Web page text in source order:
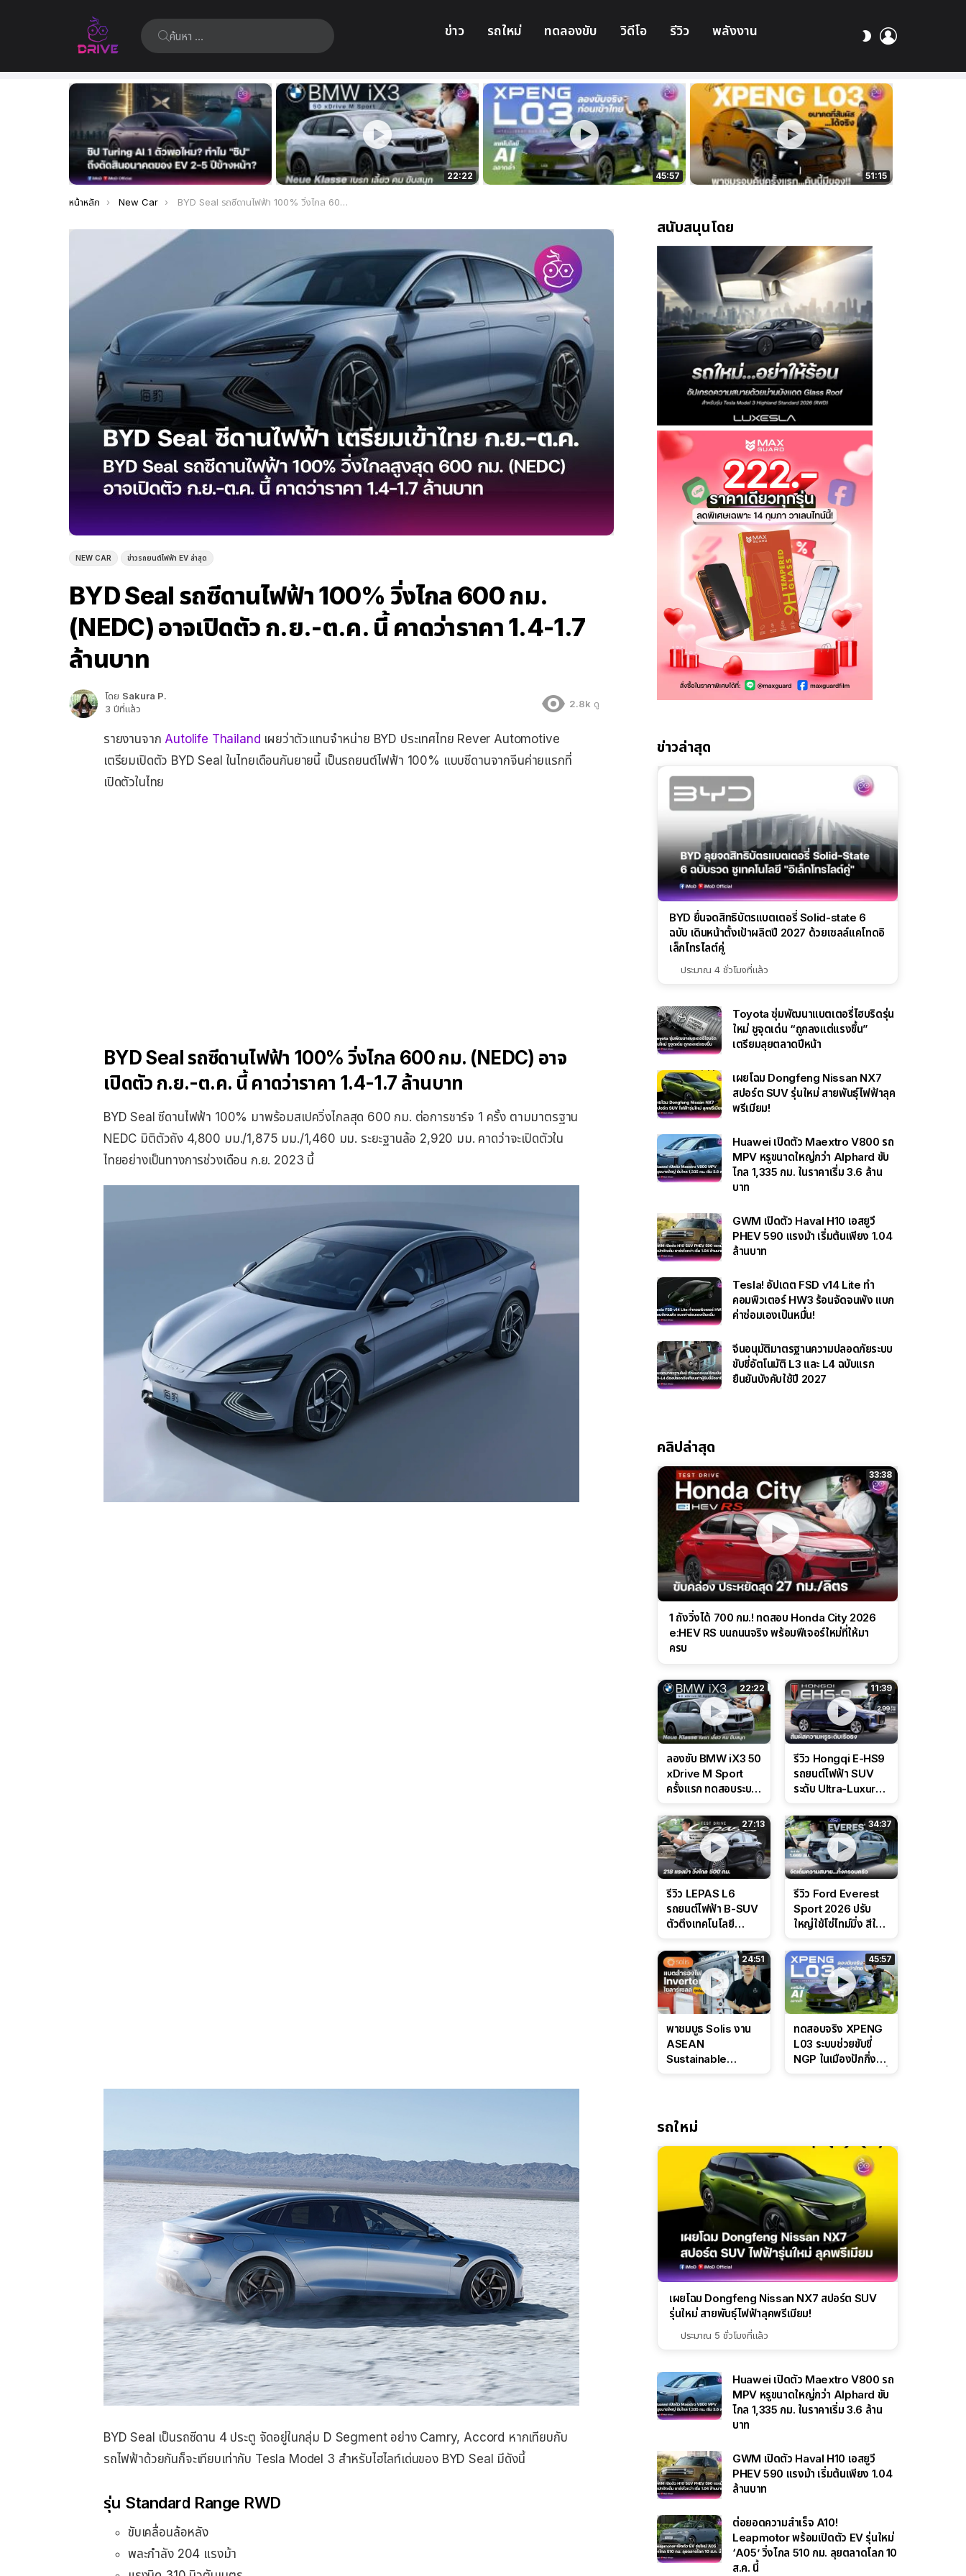
ค้นหา: ข่าว รถใหม่ ทดลองขับ วิดีโอ รีวิว พลังงาน
สลับ
เรื่อง
ล่าสุด
22:22 45:57 51:15
คุณอยู่ที่นี่:
หน้าหลัก New Car BYD Seal รถซีดานไฟฟ้า 100% วิ่งไกล 600 กม. (NEDC) อาจเปิดตัว ก.ย.-ต.ค. นี้ คาดว่าราคา 1.4-1.7 ล้านบาท
NEW CAR ข่าวรถยนต์ไฟฟ้า EV ล่าสุด
BYD Seal รถซีดานไฟฟ้า 100% วิ่งไกล 600 กม.
(NEDC) อาจเปิดตัว ก.ย.-ต.ค. นี้ คาดว่าราคา 1.4-1.7
ล้านบาท
โดย Sakura P.
3 ปีที่แล้ว
2.8k ดู
รายงานจาก Autolife Thailand เผยว่าตัวแทนจำหน่าย BYD ประเทศไทย Rever Automotive
เตรียมเปิดตัว BYD Seal ในไทยเดือนกันยายนี้ เป็นรถยนต์ไฟฟ้า 100% แบบซีดานจากจีนค่ายแรกที่
เปิดตัวในไทย
BYD Seal รถซีดานไฟฟ้า 100% วิ่งไกล 600 กม. (NEDC) อาจ
เปิดตัว ก.ย.-ต.ค. นี้ คาดว่าราคา 1.4-1.7 ล้านบาท
BYD Seal ซีดานไฟฟ้า 100% มาพร้อมสเปควิ่งไกลสุด 600 กม. ต่อการชาร์จ 1 ครั้ง ตามมาตรฐาน
NEDC มิติตัวถัง 4,800 มม./1,875 มม./1,460 มม. ระยะฐานล้อ 2,920 มม. คาดว่าจะเปิดตัวใน
ไทยอย่างเป็นทางการช่วงเดือน ก.ย. 2023 นี้
BYD Seal เป็นรถซีดาน 4 ประตู จัดอยู่ในกลุ่ม D Segment อย่าง Camry, Accord หากเทียบกับ
รถไฟฟ้าด้วยกันก็จะเทียบเท่ากับ Tesla Model 3 สำหรับไฮไลท์เด่นของ BYD Seal มีดังนี้
รุ่น Standard Range RWD
ขับเคลื่อนล้อหลัง
พละกำลัง 204 แรงม้า
สนับสนุนโดย
ข่าวล่าสุด
BYD ยื่นจดสิทธิบัตรแบตเตอรี่ Solid-state 6
ฉบับ เดินหน้าตั้งเป้าผลิตปี 2027 ด้วยเซลล์แคโทดอิ
เล็กโทรไลต์คู่
ประมาณ 4 ชั่วโมงที่แล้ว
Toyota ซุ่มพัฒนาแบตเตอรี่ไฮบริดรุ่น
ใหม่ ชูจุดเด่น “ถูกลงแต่แรงขึ้น”
เตรียมลุยตลาดปีหน้า
เผยโฉม Dongfeng Nissan NX7
สปอร์ต SUV รุ่นใหม่ สายพันธุ์ไฟฟ้าลุค
พรีเมียม!
Huawei เปิดตัว Maextro V800 รถ
MPV หรูขนาดใหญ่กว่า Alphard ขับ
ไกล 1,335 กม. ในราคาเริ่ม 3.6 ล้าน
บาท
GWM เปิดตัว Haval H10 เอสยูวี
PHEV 590 แรงม้า เริ่มต้นเพียง 1.04
ล้านบาท
Tesla! อัปเดต FSD v14 Lite ทำ
คอมพิวเตอร์ HW3 ร้อนจัดจนพัง แบก
ค่าซ่อมเองเป็นหมื่น!
จีนอนุมัติมาตรฐานความปลอดภัยระบบ
ขับขี่อัตโนมัติ L3 และ L4 ฉบับแรก
ยืนยันบังคับใช้ปี 2027
คลิปล่าสุด
33:38
1 ถังวิ่งได้ 700 กม.! ทดสอบ Honda City 2026
e:HEV RS บนถนนจริง พร้อมฟีเจอร์ใหม่ที่ให้มา
ครบ
22:22
ลองขับ BMW iX3 50
xDrive M Sport
ครั้งแรก ทดสอบระบบ
Performance แบบ
จัดเต็มในสนาม
11:39
รีวิว Hongqi E-HS9
รถยนต์ไฟฟ้า SUV
ระดับ Ultra-Luxury
CDC นุ่มหนึบเหนือ
ระดับ
27:13
รีวิว LEPAS L6
รถยนต์ไฟฟ้า B-SUV
ตัวตึงเทคโนโลยี
ล่างหนึบ ลุ้นราคา 7
แสนต้น
34:37
รีวิว Ford Everest
Sport 2026 ปรับ
ใหญ่ใช้โซ่ไทม์มิ่ง สีใหม่
ดุดันสไตล์ครอบครัว
สายลุย
24:51
พาชมบูธ Solis งาน
ASEAN
Sustainable
IntelliHouse และ
EverCORE โซลูชัน
ESS ครบวงจร
45:57
ทดสอบจริง XPENG
L03 ระบบช่วยขับขี่
NGP ในเมืองปักกิ่ง
รถใหม่
เผยโฉม Dongfeng Nissan NX7 สปอร์ต SUV
รุ่นใหม่ สายพันธุ์ไฟฟ้าลุคพรีเมียม!
ประมาณ 5 ชั่วโมงที่แล้ว
Huawei เปิดตัว Maextro V800 รถ
MPV หรูขนาดใหญ่กว่า Alphard ขับ
ไกล 1,335 กม. ในราคาเริ่ม 3.6 ล้าน
บาท
GWM เปิดตัว Haval H10 เอสยูวี
PHEV 590 แรงม้า เริ่มต้นเพียง 1.04
ล้านบาท
ต่อยอดความสำเร็จ A10!
Leapmotor พร้อมเปิดตัว EV รุ่นใหม่
‘A05’ วิ่งไกล 510 กม. ลุยตลาดโลก 10
ส.ค. นี้